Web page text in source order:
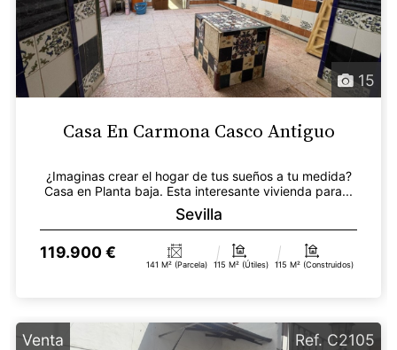
15
Casa En Carmona Casco Antiguo
¿Imaginas crear el hogar de tus sueños a tu medida?
Casa en Planta baja. Esta interesante vivienda para...
Sevilla
119.900 €
141 M² (parcela) 115 M² (útiles) 115 M² (construidos)
Venta Ref. C2105